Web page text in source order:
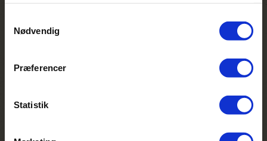
Nødvendig
Præferencer
Statistik
mangroveskove, og deltager i projekter for
skildpadder og andre arter. Samtidig har de
drift, vandbesparelse og affaldshåndtering.
producenter og støtter initiativer, der
gavner lokalsamfundet, som for eksempel
inddrages gæsterne i bæredygtige